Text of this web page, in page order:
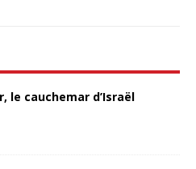
le cauchemar d’Israël